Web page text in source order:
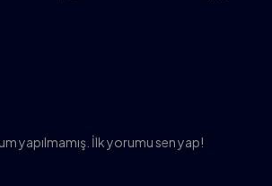
yapılmamış. İlk yorumu sen yap!